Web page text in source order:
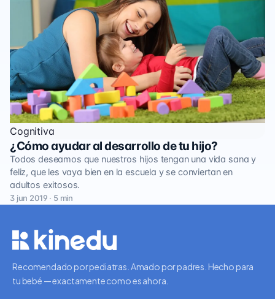
Cognitiva
¿Cómo ayudar al desarrollo de tu hijo?
Todos deseamos que nuestros hijos tengan una vida sana y
feliz, que les vaya bien en la escuela y se conviertan en
adultos exitosos.
3 jun 2019 · 5 min
Recomendado por pediatras. Amado por padres. Hecho para
tu bebé — exactamente como es ahora.